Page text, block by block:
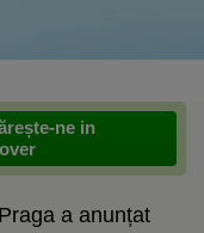
ne in
a anunțat